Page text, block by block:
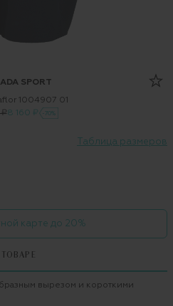
SPORT
1004907 01
8 160 ₽ -70%
Таблица размеров
карте до 20%
ТОВАРЕ
вырезом и короткими